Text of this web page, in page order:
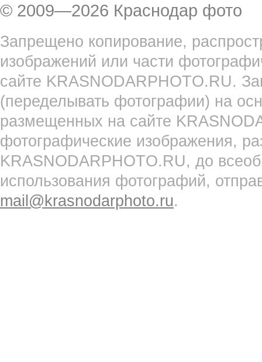
© 2009—2026 Краснодар фото
Запрещено копирование,
изображений или части
сайте KRASNODARPHOTO.RU.
(переделывать фотографии) на
размещенных на сайте
фотографические изображения,
KRASNODARPHOTO.RU, до
использования фотографий,
mail@krasnodarphoto.ru.